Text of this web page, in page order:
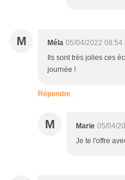
M Méla 05/04/2022 08:54
Ils sont très jolies ces
journée !
Répondre
M Marie 05/04/
Je te l'offre